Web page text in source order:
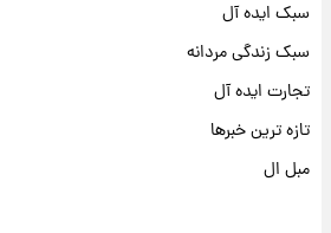
سبک ایده آل
سبک زندگی مردانه
تجارت ایده آل
تازه ترین خبرها
مبل ال